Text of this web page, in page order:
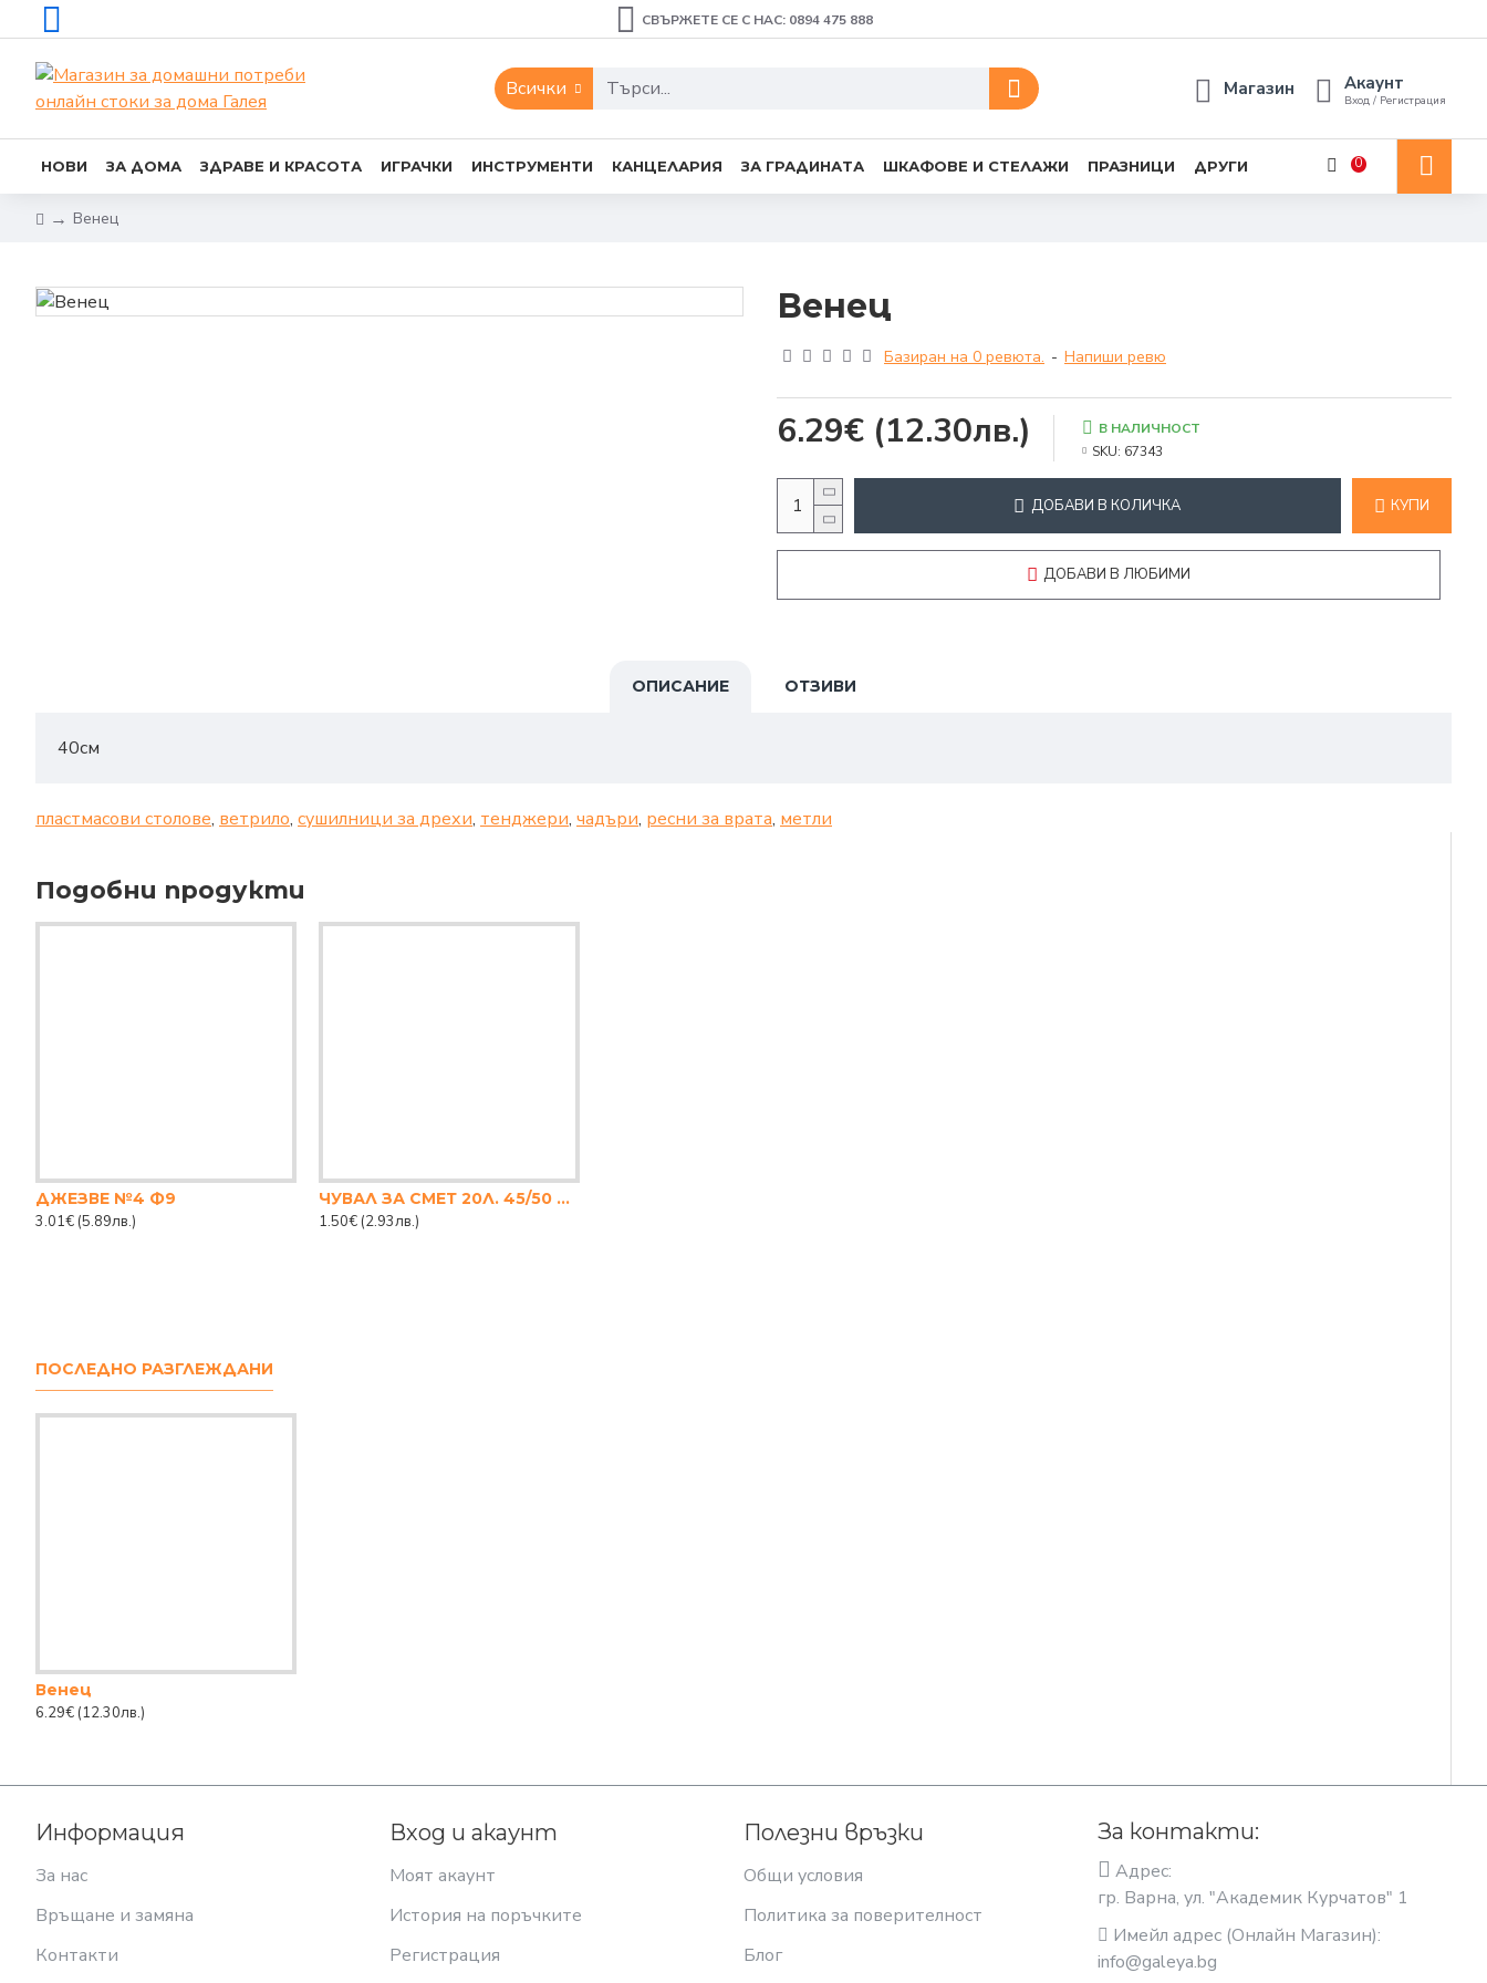
СВЪРЖЕТЕ СЕ С НАС: 0894 475 888
Всички Магазин Акаунт
Вход / Регистрация
НОВИ ЗА ДОМА ЗДРАВЕ И КРАСОТА ИГРАЧКИ ИНСТРУМЕНТИ КАНЦЕЛАРИЯ ЗА ГРАДИНАТА ШКАФОВЕ И СТЕЛАЖИ ПРАЗНИЦИ ДРУГИ 0
Венец
Венец
Базиран на 0 ревюта. - Напиши ревю
6.29€ (12.30лв.)
В НАЛИЧНОСТ
SKU: 67343
ДОБАВИ В КОЛИЧКА КУПИ
ДОБАВИ В ЛЮБИМИ
ОПИСАНИЕ ОТЗИВИ
40см
пластмасови столове, ветрило, сушилници за дрехи, тенджери, чадъри, ресни за врата, метли
Подобни продукти
ДЖЕЗВЕ №4 Ф9
3.01€ (5.89лв.)
ЧУВАЛ ЗА СМЕТ 20Л. 45/50 50БР.
1.50€ (2.93лв.)
ПОСЛЕДНО РАЗГЛЕЖДАНИ
Венец
6.29€ (12.30лв.)
Информация
За нас
Връщане и замяна
Контакти
Вход и акаунт
Моят акаунт
История на поръчките
Регистрация
Полезни връзки
Общи условия
Политика за поверителност
Блог
За контакти:
Адрес:
гр. Варна, ул. "Академик Курчатов" 1
Имейл адрес (Онлайн Магазин):
info@galeya.bg